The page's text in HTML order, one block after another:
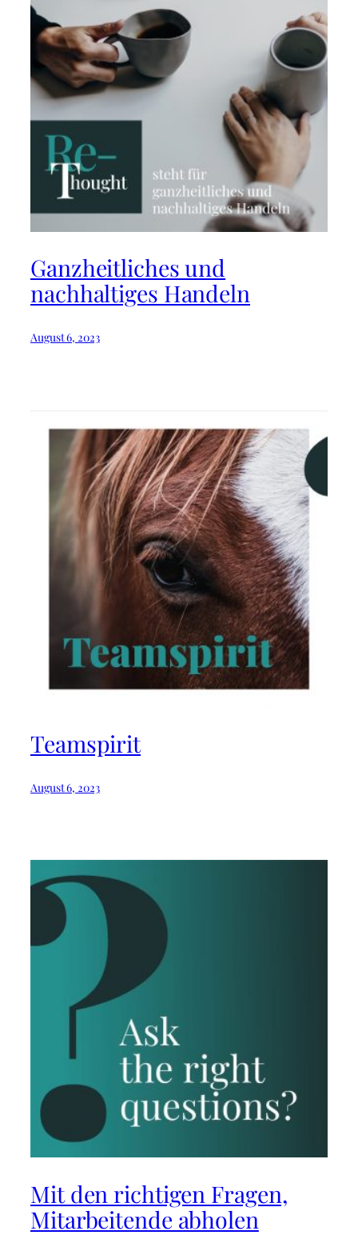
Ganzheitliches und
nachhaltiges Handeln
August 6, 2023
Teamspirit
August 6, 2023
Mit den richtigen Fragen,
Mitarbeitende abholen⁠